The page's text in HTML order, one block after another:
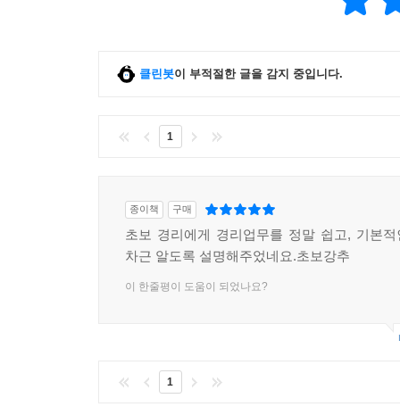
- 근로계약 및 임금
- 결근, 조퇴, 지각시 임금공제
- 근로자 해고
- 근로자 4인 이하 개정 전 근로기준법
- 근로기준법 및 고용노동부 지원제도
- 실직근로자 지원제도
수사업자 등이 아닌 기타 사업자가 사업을 위하
1. 매입세액을 공제받을 수 없는 승용자동차
② 지프형자동차 및 캠핑용 자동차(캠핑용 트레
2. 매입세액을 공제받을 수 있는 승용자동차
② 배기량이 1,000cc 이하의 것으로서 길이가 3.6
· 접대비 및 이와 유사한 비용과 관련한 매입세액
클린봇이 부적절한 글을 감지 중입니다.
1
종이책 구매
초보 경리에게 경리업무를 정말 쉽고, 기본
차근 알도록 설명해주었네요.초보강추
이 한줄평이 도움이 되었나요?
1